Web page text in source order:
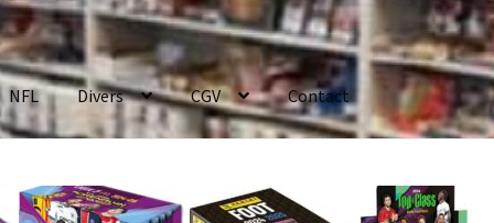
NFL Divers CGV Contact